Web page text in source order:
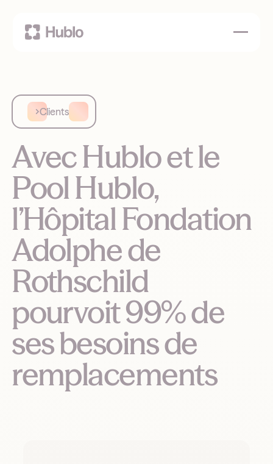
Clients
Avec Hublo et le
Pool Hublo,
l’Hôpital Fondation
Adolphe de
Rothschild
pourvoit 99% de
ses besoins de
remplacements